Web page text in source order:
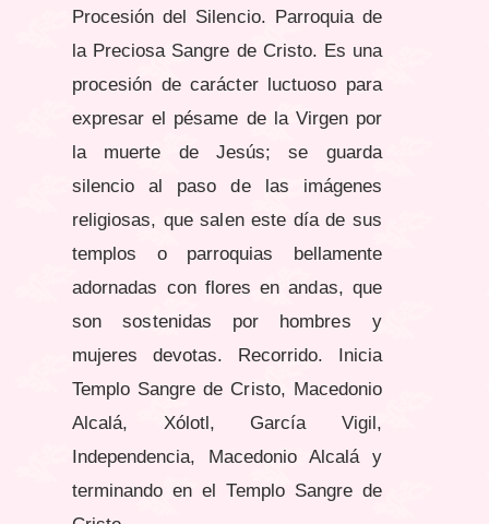
Procesión del Silencio. Parroquia de
la Preciosa Sangre de Cristo. Es una
procesión de carácter luctuoso para
expresar el pésame de la Virgen por
la muerte de Jesús; se guarda
silencio al paso de las imágenes
religiosas, que salen este día de sus
templos o parroquias bellamente
adornadas con flores en andas, que
son sostenidas por hombres y
mujeres devotas. Recorrido. Inicia
Templo Sangre de Cristo, Macedonio
Alcalá, Xólotl, García Vigil,
Independencia, Macedonio Alcalá y
terminando en el Templo Sangre de